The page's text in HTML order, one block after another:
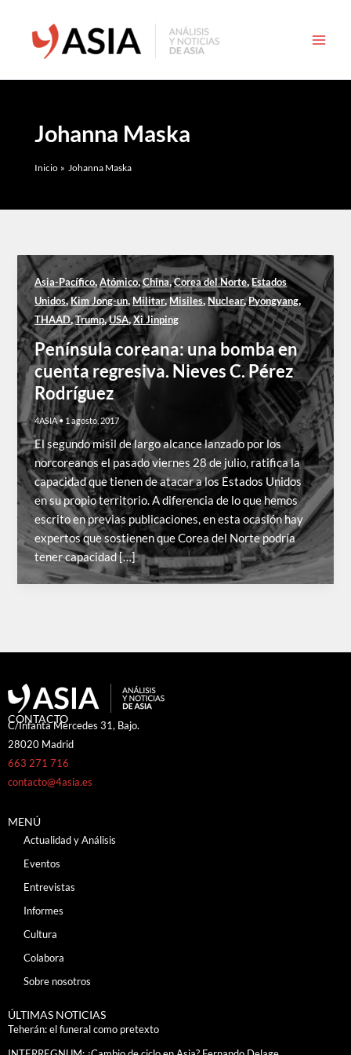
contenido
Johanna Maska
Inicio Johanna Maska
Asia-Pacífico,Atómico,China,Corea del Norte,Estados
Unidos,Kim Jong-un,Militar,Misiles,Nuclear,Pyongyang,
THAAD,Trump,USA,Xi Jinping
Península coreana: una bomba en
cuenta regresiva. Nieves C. Pérez
Rodríguez
4ASIA• 1 agosto, 2017
El segundo misil de largo alcance lanzado por los
norcoreanos el pasado viernes 28 de julio, ratifica la
capacidad que tienen de atacar a los Estados Unidos
en su propio territorio. A diferencia de lo que hemos
escrito en previas publicaciones, en esta ocasión hay
expertos que sostienen que Corea del Norte podría
tener capacidad […]
CONTACTO
C/Infanta Mercedes 31, Bajo.
28020 Madrid
663 271 716
contacto@4asia.es
MENÚ
Actualidad y Análisis
Eventos
Entrevistas
Informes
Cultura
Colabora
Sobre nosotros
ÚLTIMAS NOTICIAS
Teherán: el funeral como pretexto